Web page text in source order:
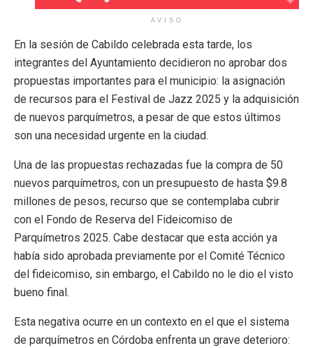
AVISO
En la sesión de Cabildo celebrada esta tarde, los
integrantes del Ayuntamiento decidieron no aprobar dos
propuestas importantes para el municipio: la asignación
de recursos para el Festival de Jazz 2025 y la adquisición
de nuevos parquímetros, a pesar de que estos últimos
son una necesidad urgente en la ciudad.
Una de las propuestas rechazadas fue la compra de 50
nuevos parquímetros, con un presupuesto de hasta $9.8
millones de pesos, recurso que se contemplaba cubrir
con el Fondo de Reserva del Fideicomiso de
Parquímetros 2025. Cabe destacar que esta acción ya
había sido aprobada previamente por el Comité Técnico
del fideicomiso, sin embargo, el Cabildo no le dio el visto
bueno final.
Esta negativa ocurre en un contexto en el que el sistema
de parquímetros en Córdoba enfrenta un grave deterioro: